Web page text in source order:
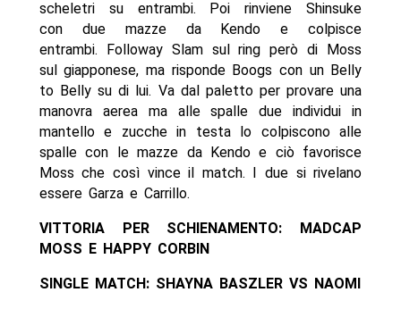
scheletri su entrambi. Poi rinviene Shinsuke
con due mazze da Kendo e colpisce
entrambi. Followay Slam sul ring però di Moss
sul giapponese, ma risponde Boogs con un Belly
to Belly su di lui. Va dal paletto per provare una
manovra aerea ma alle spalle due individui in
mantello e zucche in testa lo colpiscono alle
spalle con le mazze da Kendo e ciò favorisce
Moss che così vince il match. I due si rivelano
essere Garza e Carrillo.
VITTORIA PER SCHIENAMENTO: MADCAP
MOSS E HAPPY CORBIN
SINGLE MATCH: SHAYNA BASZLER VS NAOMI